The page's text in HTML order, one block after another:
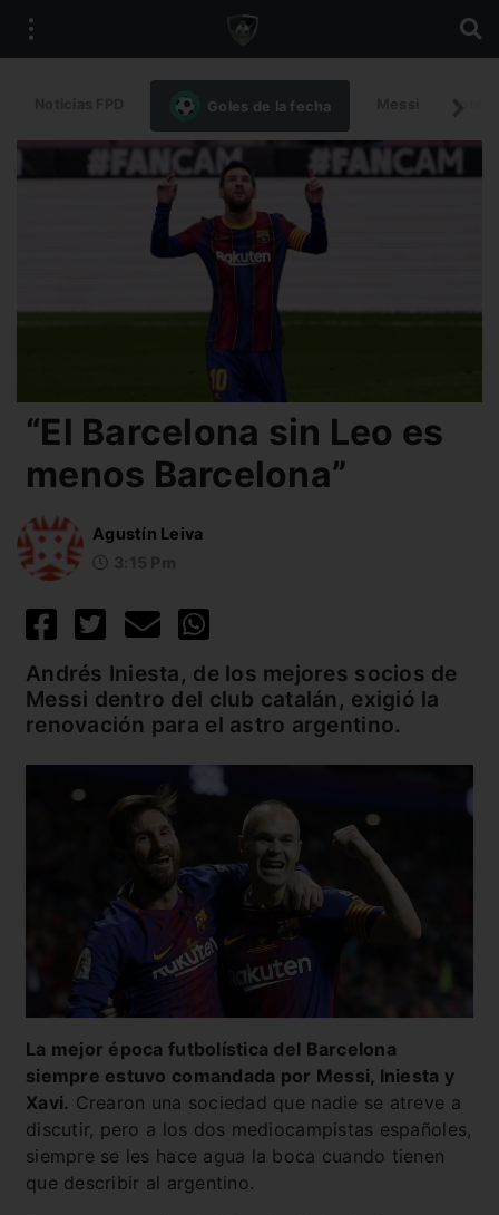
Goles de la fecha
“El Barcelona sin Leo es
menos Barcelona”
Agustín Leiva
Andrés Iniesta, de los mejores socios de
Messi dentro del club catalán, exigió la
renovación para el astro argentino.
La mejor época futbolística del Barcelona
siempre estuvo comandada por Messi, Iniesta y
Xavi. Crearon una sociedad que nadie se atreve a
discutir, pero a los dos mediocampistas españoles,
siempre se les hace agua la boca cuando tienen
que describir al argentino.